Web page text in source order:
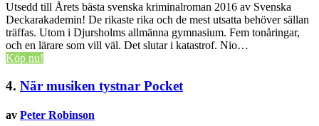
Utsedd till Årets bästa svenska kriminalroman 2016 av Svenska
Deckarakademin! De rikaste rika och de mest utsatta behöver sällan
träffas. Utom i Djursholms allmänna gymnasium. Fem tonåringar,
och en lärare som vill väl. Det slutar i katastrof. Nio…
Köp nu!
4. När musiken tystnar Pocket
av Peter Robinson